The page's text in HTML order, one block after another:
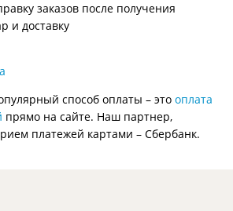
заказов после получения
и доставку
способ оплаты – это оплата
прямо на сайте. Наш партнер,
платежей картами – Сбербанк.